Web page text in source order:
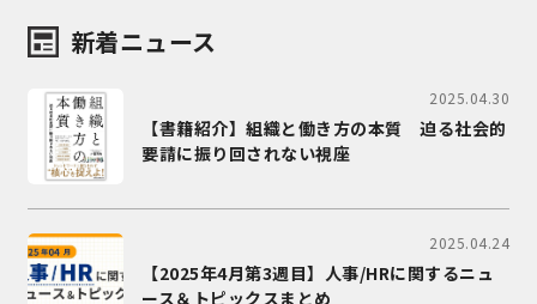
新着ニュース
2025.04.30
【書籍紹介】組織と働き方の本質 迫る社会的
要請に振り回されない視座
2025.04.24
【2025年4月第3週目】人事/HRに関するニュ
ース＆トピックスまとめ